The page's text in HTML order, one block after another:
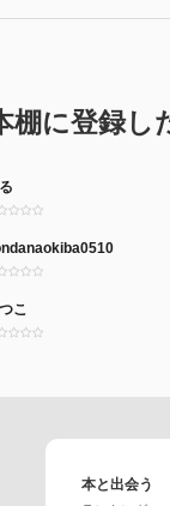
棚に登録し
こ
本と出会う